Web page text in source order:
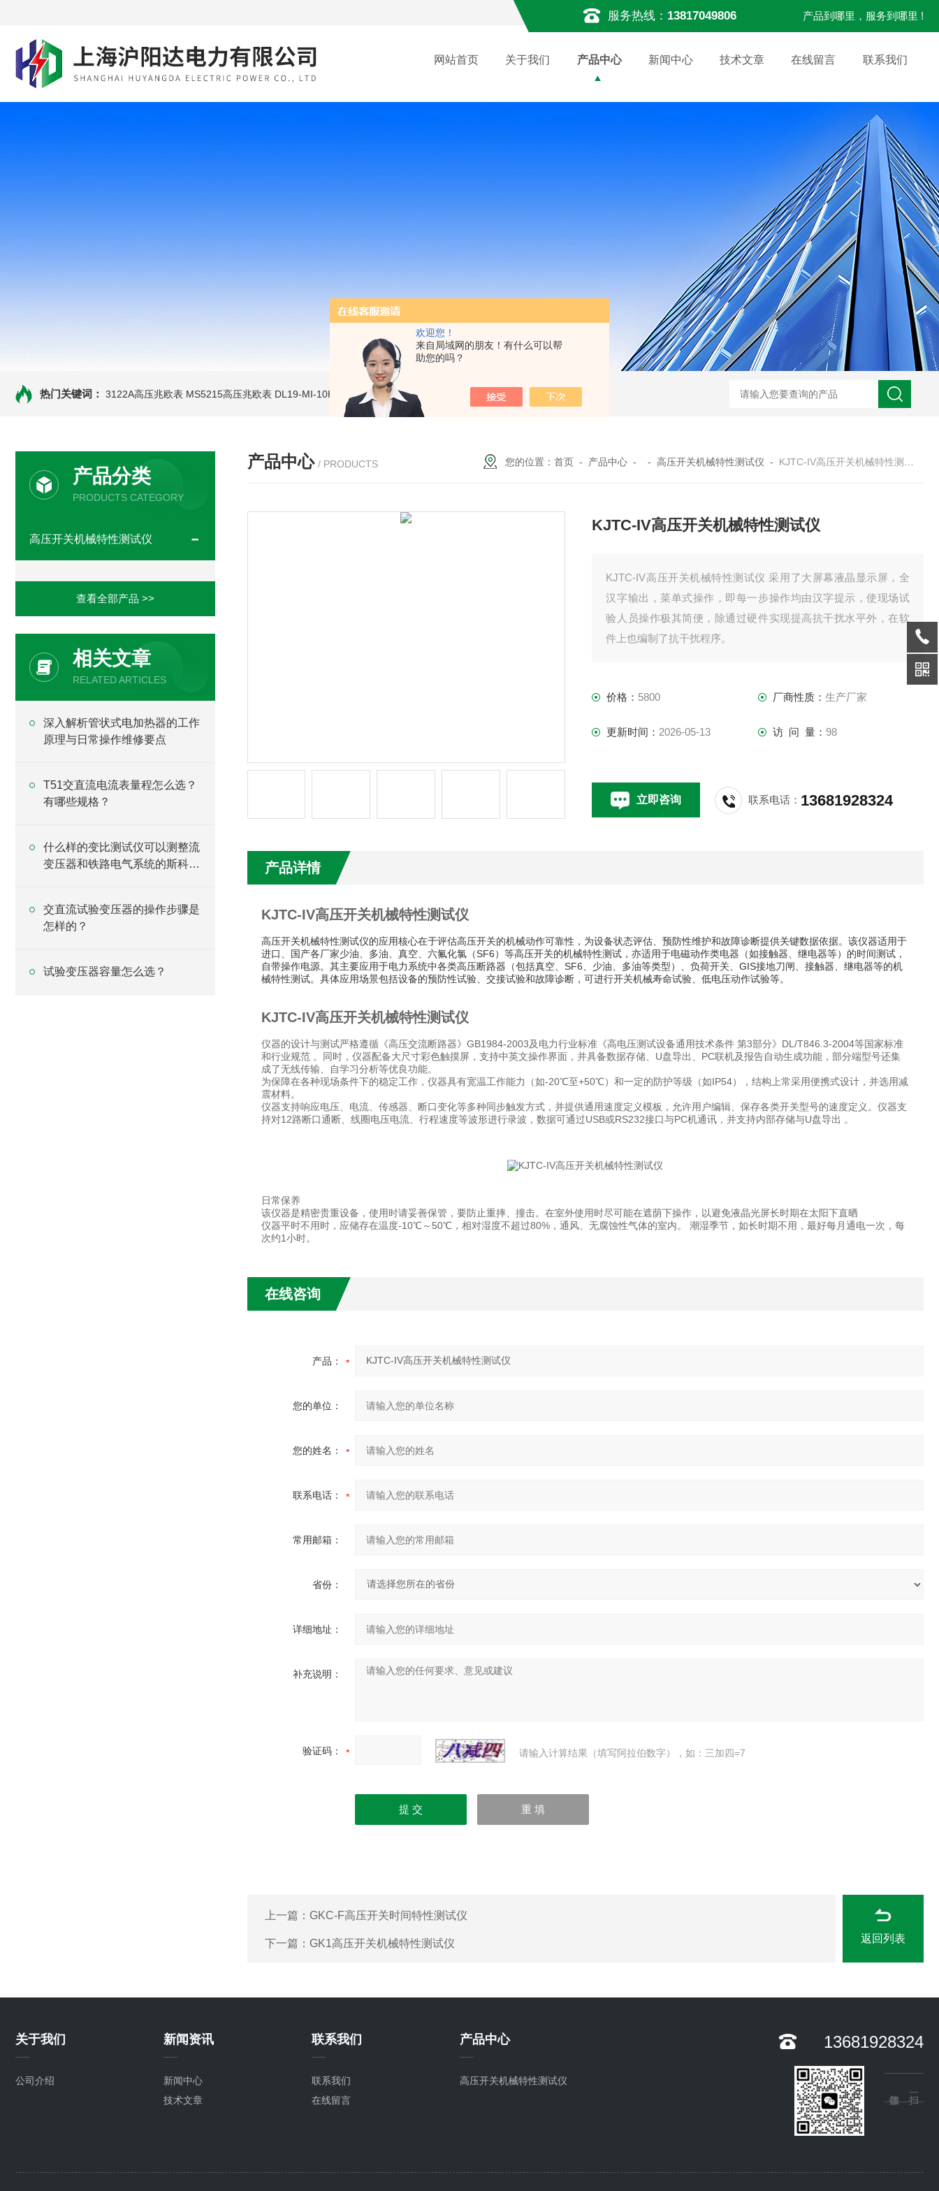
欢迎您！
来自局域网的朋友！有什么可以帮
助您的吗？
服务热线： 13817049806 产品到哪里，服务到哪里 !
网站首页 关于我们 产品中心 新闻中心 技术文章 在线留言 联系我们
热门关键词： 3122A高压兆欧表 MS5215高压兆欧表 DL19-MI-10KVe 高压兆欧表 5000V数字高压兆欧表 CS2077型CS2077高压兆欧表校验仪 GM-5KV-20KV型可调高压兆欧表GM-5KV-20KV nl3203型
产品分类
PRODUCTS CATEGORY
高压开关机械特性测试仪
查看全部产品 >>
相关文章
RELATED ARTICLES
深入解析管状式电加热器的工作
原理与日常操作维修要点
T51交直流电流表量程怎么选？
有哪些规格？
什么样的变比测试仪可以测整流
变压器和铁路电气系统的斯科特
交直流试验变压器的操作步骤是
怎样的？
试验变压器容量怎么选？
产品中心 / PRODUCTS 您的位置：首页 - 产品中心 - -高压开关机械特性测试仪 - KJTC-IV高压开关机械特性测试仪
KJTC-IV高压开关机械特性测试仪
KJTC-IV高压开关机械特性测试仪 采用了大屏幕液晶显示屏，全
汉字输出，菜单式操作，即每一步操作均由汉字提示，使现场试
验人员操作极其简便，除通过硬件实现提高抗干扰水平外，在软
件上也编制了抗干扰程序。
价格： 5800 厂商性质： 生产厂家
更新时间： 2026-05-13 访 问 量： 98
立即咨询 联系电话： 13681928324
产品详情
KJTC-IV高压开关机械特性测试仪
高压开关机械特性测试仪的应用核心在于评估高压开关的机械动作可靠性，为设备状态评估、预防性维护和故障诊断提供关键数据依据。该仪器适用于
进口、国产各厂家少油、多油、真空、六氟化氯（SF6）等高压开关的机械特性测试，亦适用于电磁动作类电器（如接触器、继电器等）的时间测试，
自带操作电源。其主要应用于电力系统中各类高压断路器（包括真空、SF6、少油、多油等类型）、负荷开关、GIS接地刀闸、接触器、继电器等的机
械特性测试。具体应用场景包括设备的预防性试验、交接试验和故障诊断，可进行开关机械寿命试验、低电压动作试验等。
KJTC-IV高压开关机械特性测试仪
仪器的设计与测试严格遵循《高压交流断路器》GB1984-2003及电力行业标准《高电压测试设备通用技术条件 第3部分》DL/T846.3-2004等国家标准
和行业规范 。同时，仪器配备大尺寸彩色触摸屏，支持中英文操作界面，并具备数据存储、U盘导出、PC联机及报告自动生成功能，部分端型号还集
成了无线传输、自学习分析等优良功能。
为保障在各种现场条件下的稳定工作，仪器具有宽温工作能力（如-20℃至+50℃）和一定的防护等级（如IP54），结构上常采用便携式设计，并选用减
震材料。
仪器支持响应电压、电流、传感器、断口变化等多种同步触发方式，并提供通用速度定义模板，允许用户编辑、保存各类开关型号的速度定义。仪器支
持对12路断口通断、线圈电压电流、行程速度等波形进行录波，数据可通过USB或RS232接口与PC机通讯，并支持内部存储与U盘导出 。
日常保养
该仪器是精密贵重设备，使用时请妥善保管，要防止重摔、撞击。在室外使用时尽可能在遮荫下操作，以避免液晶光屏长时期在太阳下直晒
仪器平时不用时，应储存在温度-10℃～50℃，相对湿度不超过80%，通风、无腐蚀性气体的室内。 潮湿季节，如长时期不用，最好每月通电一次，每
次约1小时。
在线咨询
产品：
您的单位：
您的姓名：
联系电话：
常用邮箱：
省份：
详细地址：
补充说明：
验证码： 请输入计算结果（填写阿拉伯数字），如：三加四=7
上一篇： GKC-F高压开关时间特性测试仪
下一篇： GK1高压开关机械特性测试仪 返回列表
关于我们
公司介绍
新闻资讯
新闻中心
技术文章
联系我们
联系我们
在线留言
产品中心
高压开关机械特性测试仪
13681928324